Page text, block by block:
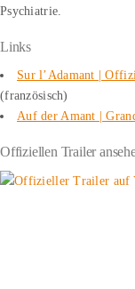
Psychiatrie.
Links
Sur l’Adamant |
(französisch)
Auf der Amant |
Offiziellen Trailer